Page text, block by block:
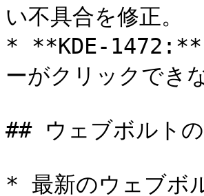
い不具合を修正。
* **KDE-1472:**
ーがクリックでき
## ウェブボルト
* 最新のウェブボ